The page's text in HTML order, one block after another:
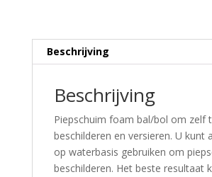
Beschrijving
Beschrijving
Piepschuim foam bal/bol om zelf
beschilderen en versieren. U kunt
op waterbasis gebruiken om
beschilderen. Het beste resultaat